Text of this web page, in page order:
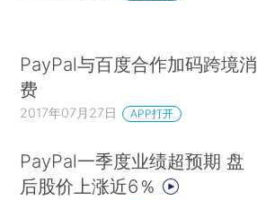
PayPal与百度合作加码跨境消
费
2017年07月27日 APP打开
PayPal一季度业绩超预期 盘
后股价上涨近6％